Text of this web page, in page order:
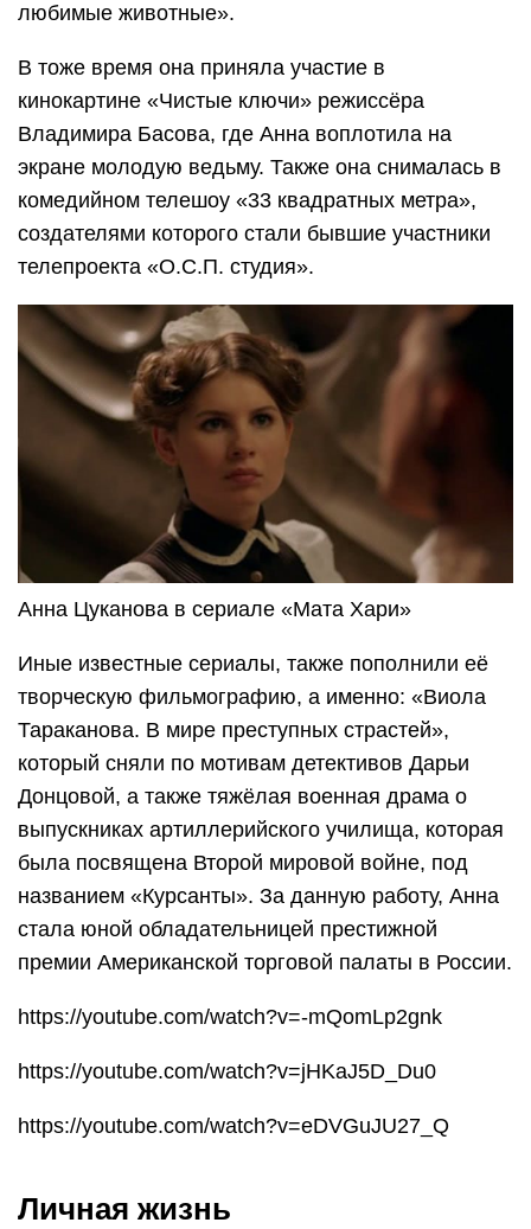
любимые животные».
В тоже время она приняла участие в
кинокартине «Чистые ключи» режиссёра
Владимира Басова, где Анна воплотила на
экране молодую ведьму. Также она снималась в
комедийном телешоу «33 квадратных метра»,
создателями которого стали бывшие участники
телепроекта «О.С.П. студия».
Анна Цуканова в сериале «Мата Хари»
Иные известные сериалы, также пополнили её
творческую фильмографию, а именно: «Виола
Тараканова. В мире преступных страстей»,
который сняли по мотивам детективов Дарьи
Донцовой, а также тяжёлая военная драма о
выпускниках артиллерийского училища, которая
была посвящена Второй мировой войне, под
названием «Курсанты». За данную работу, Анна
стала юной обладательницей престижной
премии Американской торговой палаты в России.
https://youtube.com/watch?v=-mQomLp2gnk
https://youtube.com/watch?v=jHKaJ5D_Du0
https://youtube.com/watch?v=eDVGuJU27_Q
Личная жизнь